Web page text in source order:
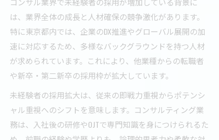
は、業界全体の成長と人材確保の競争激化があります。
特に東京都内では、企業のDX推進やグローバル展開の加
速に対応するため、多様なバックグラウンドを持つ人材
が求められています。これにより、他業種からの転職者
や新卒・第二新卒の採用枠が拡大しています。
未経験者の採用拡大は、従来の即戦力重視からポテンシ
ャル重視へのシフトを意味します。コンサルティング業
務は、入社後の研修やOJTで専門知識を身につけられるた